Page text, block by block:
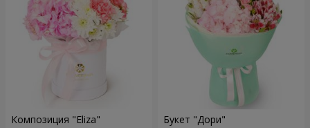
Композиция "Eliza" Букет "Дори"